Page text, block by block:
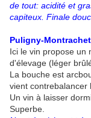
de tout: acidité et
capiteux. Finale
Puligny-
Ici le vin propose un
d'élevage (léger
La bouche est
vient contrebalancer
Un vin à laisser
Superbe.